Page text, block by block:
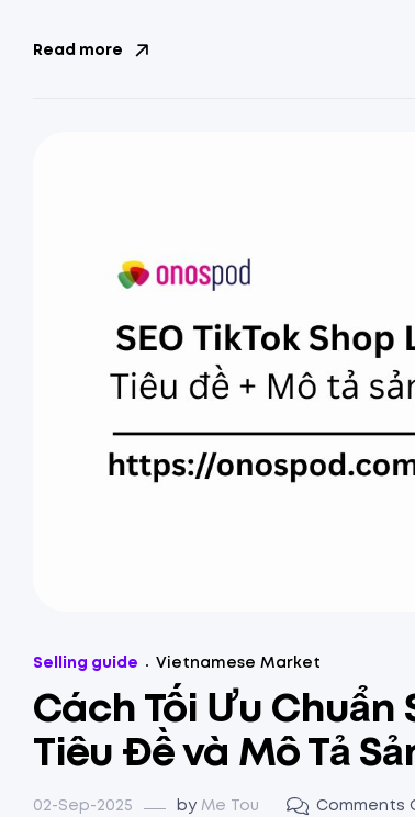
Read more
Selling guide Vietnamese Market
Cách Tối Ưu Chuẩn
Tiêu Đề và Mô Tả
02-Sep-2025 by Me Tou Comments